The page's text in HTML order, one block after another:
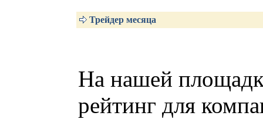
Трейдер месяца
На нашей
рейтинг для